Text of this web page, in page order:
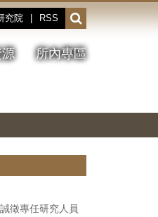
究院 RSS
開
啟
或
收
所內專區
停、
圖
圖
結
徵專任研究人員